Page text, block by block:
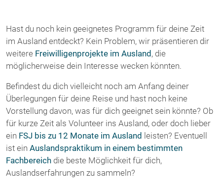
Hast du noch kein geeignetes Programm für deine Zeit
im Ausland entdeckt? Kein Problem, wir präsentieren dir
weitere Freiwilligenprojekte im Ausland , die
möglicherweise dein Interesse wecken könnten.
Befindest du dich vielleicht noch am Anfang deiner
Überlegungen für deine Reise und hast noch keine
Vorstellung davon, was für dich geeignet sein könnte? Ob
für kurze Zeit als Volunteer ins Ausland, oder doch lieber
ein FSJ bis zu 12 Monate im Ausland leisten? Eventuell
ist ein Auslandspraktikum in einem bestimmten
Fachbereich die beste Möglichkeit für dich,
Auslandserfahrungen zu sammeln?